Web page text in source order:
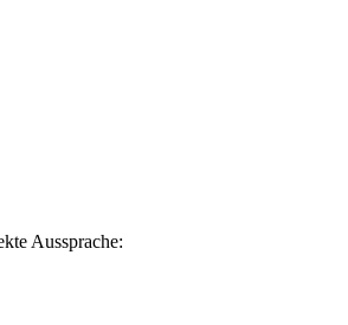
Aussprache: